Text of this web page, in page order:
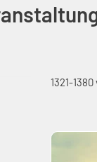
1321-